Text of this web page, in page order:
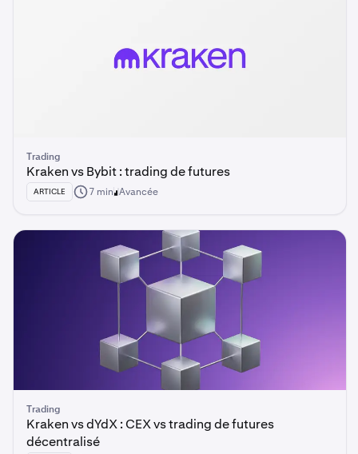
Trading
Kraken vs Bybit : trading de futures
ARTICLE 7 min Avancée
Trading
Kraken vs dYdX : CEX vs trading de futures
décentralisé